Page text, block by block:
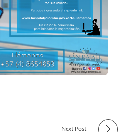
Next Post